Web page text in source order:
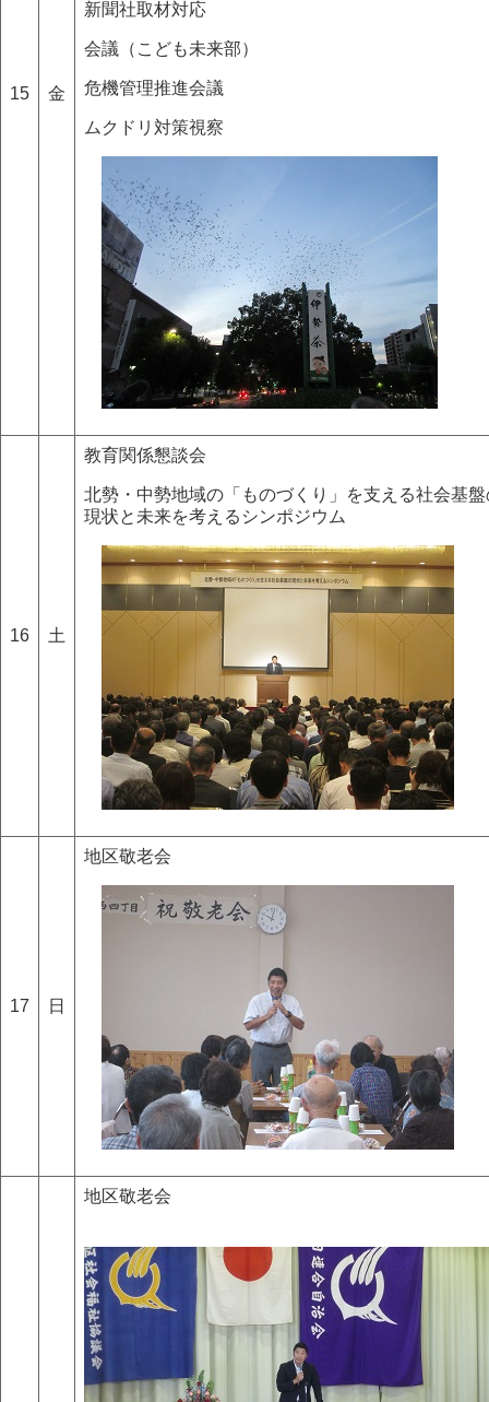
15 金
新聞社取材対応
会議（こども未来部）
危機管理推進会議
ムクドリ対策視察
16 土
教育関係懇談会
北勢・中勢地域の「ものづくり」を支える社会基盤
現状と未来を考えるシンポジウム
17 日
地区敬老会
地区敬老会